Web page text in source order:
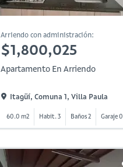
Arriendo con administración:
$1,800,025
Apartamento En Arriendo
Itagüí, Comuna 1, Villa Paula
60.0 m2 Habit. 3 Baños 2 Garaje 0